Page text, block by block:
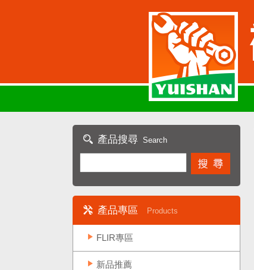
產品搜尋 Search
產品專區 Products
FLIR專區
新品推薦